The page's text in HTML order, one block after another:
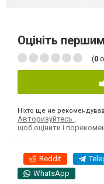
Оцініть першим
(0
Ніхто ще не рекомендував
Авторизуйтесь
щоб оцінити і
Reddit
WhatsApp